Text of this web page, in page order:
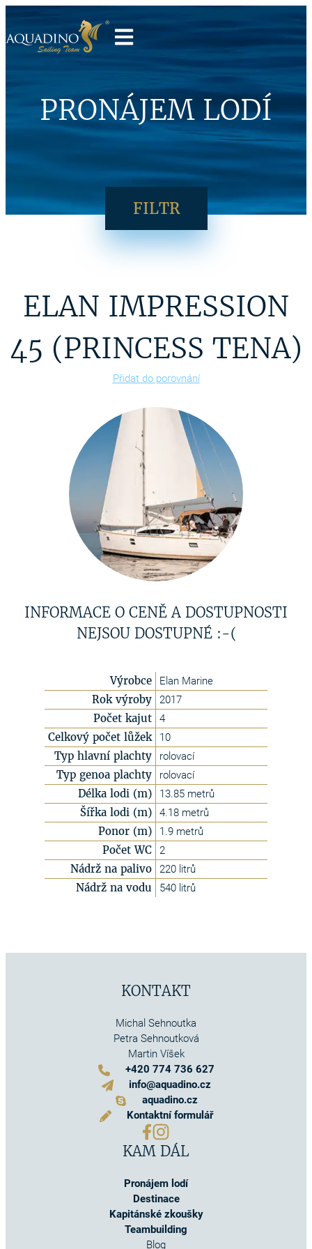
PRONÁJEM LODÍ
FILTR
ELAN IMPRESSION
45 (PRINCESS TENA)
Přidat do porovnání
INFORMACE O CENĚ A DOSTUPNOSTI
NEJSOU DOSTUPNÉ :-(
Výrobce Elan Marine
Rok výroby 2017
Počet kajut 4
Celkový počet lůžek 10
Typ hlavní plachty rolovací
Typ genoa plachty rolovací
Délka lodi (m) 13.85 metrů
Šířka lodi (m) 4.18 metrů
Ponor (m) 1.9 metrů
Počet WC 2
Nádrž na palivo 220 litrů
Nádrž na vodu 540 litrů
KONTAKT
Michal Sehnoutka
Petra Sehnoutková
Martin Víšek
+420 774 736 627
info@aquadino.cz
aquadino.cz
Kontaktní formulář
KAM DÁL
Pronájem lodí
Destinace
Kapitánské zkoušky
Teambuilding
Blog